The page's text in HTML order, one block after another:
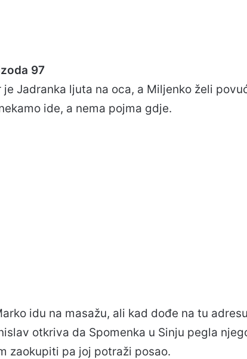
97
je Jadranka ljuta na oca, a Miljenko želi
ide, a nema pojma gdje.
idu na masažu, ali kad dođe na tu
otkriva da Spomenka u Sinju pegla
zaokupiti pa joj potraži posao.